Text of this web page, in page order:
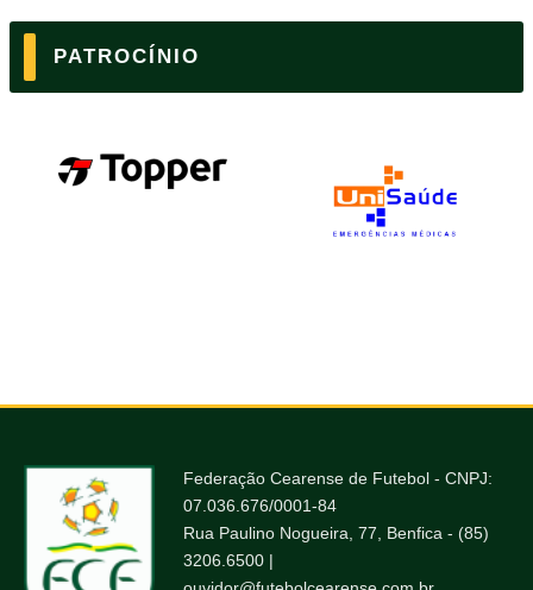
PATROCÍNIO
Federação Cearense de Futebol - CNPJ:
07.036.676/0001-84
Rua Paulino Nogueira, 77, Benfica - (85)
3206.6500 |